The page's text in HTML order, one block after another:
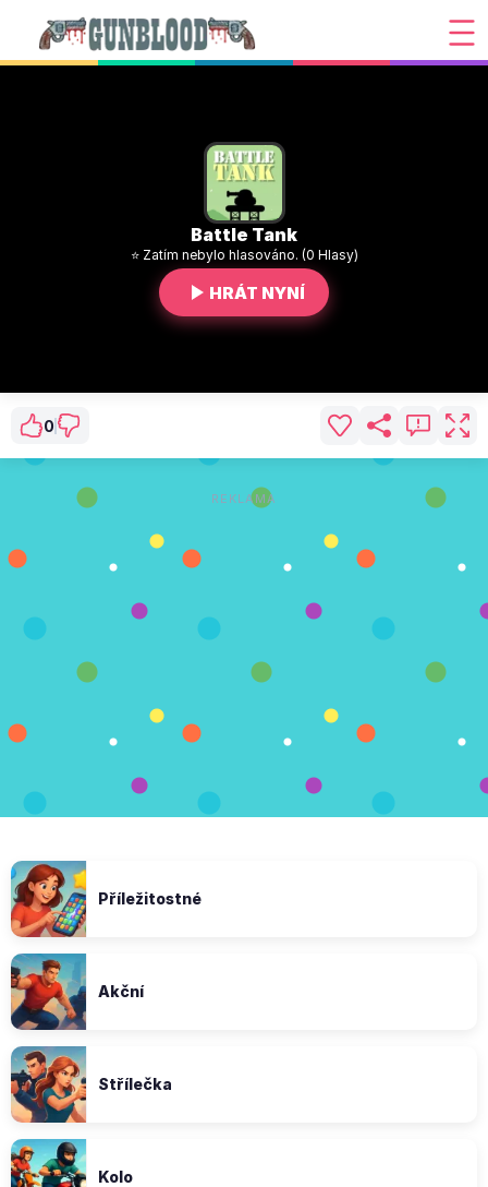
Battle Tank
⭐ Zatím nebylo hlasováno. (0 Hlasy)
HRÁT NYNÍ
0
REKLAMA
Příležitostné
Akční
Střílečka
Kolo